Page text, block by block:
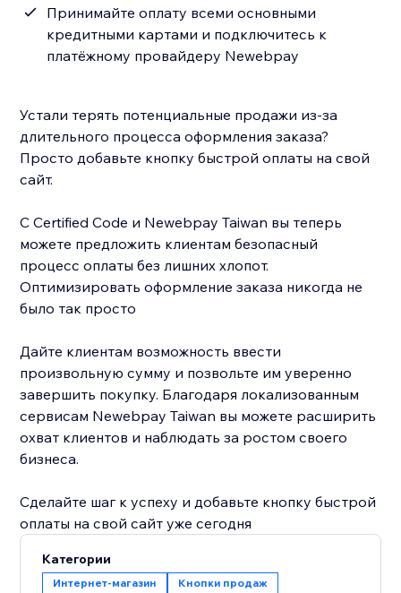
Принимайте оплату всеми основными
кредитными картами и подключитесь к
платёжному провайдеру Newebpay
Устали терять потенциальные продажи из-за
длительного процесса оформления заказа?
Просто добавьте кнопку быстрой оплаты на свой
сайт.
С Certified Code и Newebpay Taiwan вы теперь
можете предложить клиентам безопасный
процесс оплаты без лишних хлопот.
Оптимизировать оформление заказа никогда не
было так просто
Дайте клиентам возможность ввести
произвольную сумму и позвольте им уверенно
завершить покупку. Благодаря локализованным
сервисам Newebpay Taiwan вы можете расширить
охват клиентов и наблюдать за ростом своего
бизнеса.
Сделайте шаг к успеху и добавьте кнопку быстрой
оплаты на свой сайт уже сегодня
Категории
Интернет-магазин Кнопки продаж